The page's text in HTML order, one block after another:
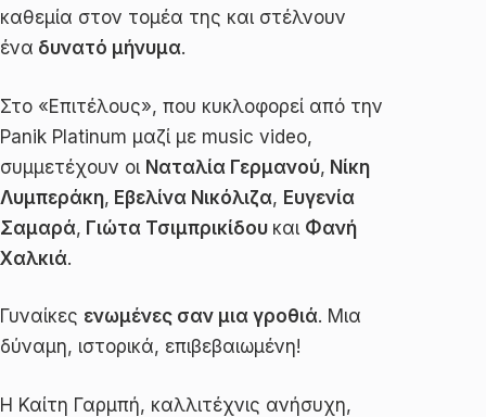
καθεμία στον τομέα της και στέλνουν
ένα δυνατό μήνυμα.
Στο «Επιτέλους», που κυκλοφορεί από την
Panik Platinum μαζί με music video,
συμμετέχουν οι Ναταλία Γερμανού, Νίκη
Λυμπεράκη, Εβελίνα Νικόλιζα, Ευγενία
Σαμαρά, Γιώτα Τσιμπρικίδου και Φανή
Χαλκιά.
Γυναίκες ενωμένες σαν μια γροθιά. Μια
δύναμη, ιστορικά, επιβεβαιωμένη!
Η Καίτη Γαρμπή, καλλιτέχνις ανήσυχη,